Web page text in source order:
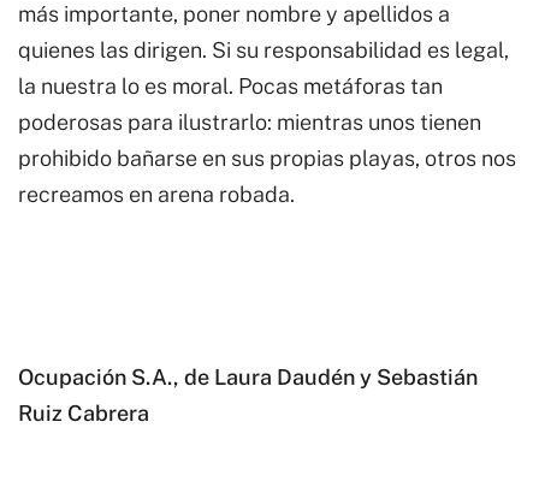
más importante, poner nombre y apellidos a
quienes las dirigen. Si su responsabilidad es legal,
la nuestra lo es moral. Pocas metáforas tan
poderosas para ilustrarlo: mientras unos tienen
prohibido bañarse en sus propias playas, otros nos
recreamos en arena robada.
Ocupación S.A., de Laura Daudén y Sebastián
Ruiz Cabrera